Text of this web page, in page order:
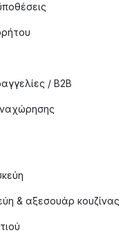
/ B2B
& αξεσουάρ κουζίνας